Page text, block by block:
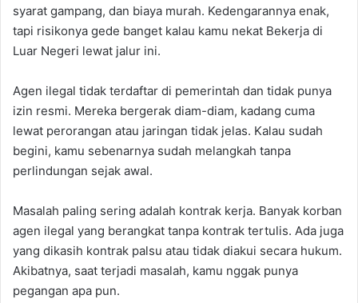
syarat gampang, dan biaya murah. Kedengarannya enak,
tapi risikonya gede banget kalau kamu nekat Bekerja di
Luar Negeri lewat jalur ini.
Agen ilegal tidak terdaftar di pemerintah dan tidak punya
izin resmi. Mereka bergerak diam-diam, kadang cuma
lewat perorangan atau jaringan tidak jelas. Kalau sudah
begini, kamu sebenarnya sudah melangkah tanpa
perlindungan sejak awal.
Masalah paling sering adalah kontrak kerja. Banyak korban
agen ilegal yang berangkat tanpa kontrak tertulis. Ada juga
yang dikasih kontrak palsu atau tidak diakui secara hukum.
Akibatnya, saat terjadi masalah, kamu nggak punya
pegangan apa pun.